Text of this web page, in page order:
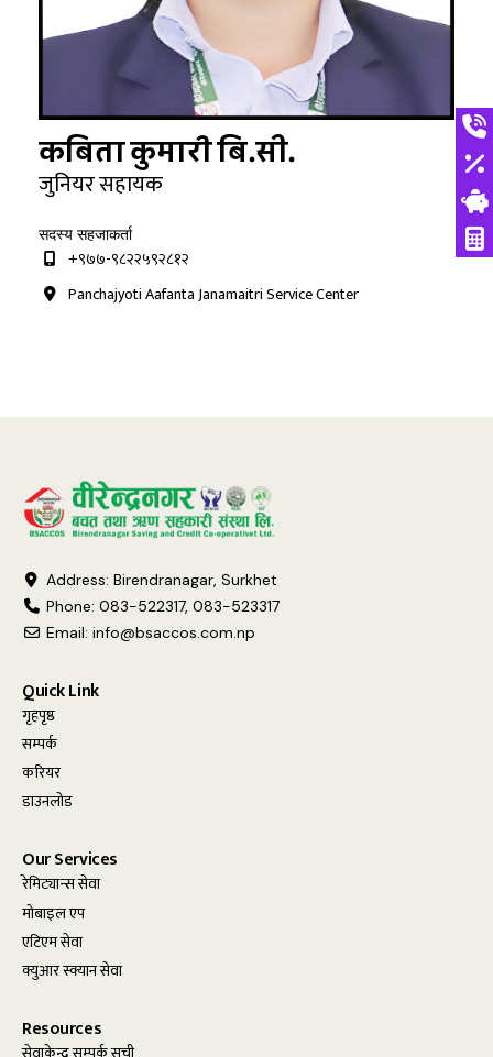
कबिता कुमारी बि.सी.
जुनियर सहायक
सदस्य सहजाकर्ता
+९७७-९८२२५९२८१२
Panchajyoti Aafanta Janamaitri Service Center
Address: Birendranagar, Surkhet
Phone: 083-522317, 083-523317
Email: info@bsaccos.com.np
Quick Link
गृहपृष्ठ
सम्पर्क
करियर
डाउनलोड
Our Services
रेमिट्यान्स सेवा
मोबाइल एप
एटिएम सेवा
क्युआर स्क्यान सेवा
Resources